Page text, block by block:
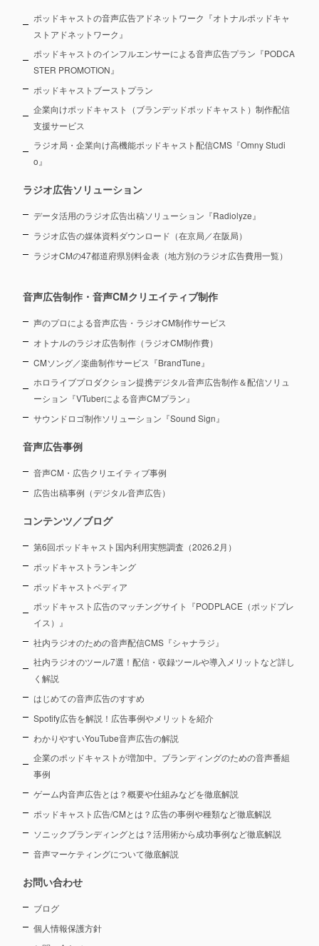
ポッドキャストの音声広告アドネットワーク『オトナルポッドキャ
ストアドネットワーク』
ポッドキャストのインフルエンサーによる音声広告プラン『PODCA
STER PROMOTION』
ポッドキャストブーストプラン
企業向けポッドキャスト（ブランデッドポッドキャスト）制作配信
支援サービス
ラジオ局・企業向け高機能ポッドキャスト配信CMS『Omny Studi
o』
ラジオ広告ソリューション
データ活用のラジオ広告出稿ソリューション『Radiolyze』
ラジオ広告の媒体資料ダウンロード（在京局／在阪局）
ラジオCMの47都道府県別料金表（地方別のラジオ広告費用一覧）
音声広告制作・音声CMクリエイティブ制作
声のプロによる音声広告・ラジオCM制作サービス
オトナルのラジオ広告制作（ラジオCM制作費）
CMソング／楽曲制作サービス『BrandTune』
ホロライブプロダクション提携デジタル音声広告制作＆配信ソリュ
ーション 『VTuberによる音声CMプラン』
サウンドロゴ制作ソリューション『Sound Sign』
音声広告事例
音声CM・広告クリエイティブ事例
広告出稿事例（デジタル音声広告）
コンテンツ／ブログ
第6回ポッドキャスト国内利用実態調査（2026.2月）
ポッドキャストランキング
ポッドキャストペディア
ポッドキャスト広告のマッチングサイト『PODPLACE（ポッドプレ
イス）』
社内ラジオのための音声配信CMS『シャナラジ』
社内ラジオのツール7選！配信・収録ツールや導入メリットなど詳し
く解説
はじめての音声広告のすすめ
Spotify広告を解説！広告事例やメリットを紹介
わかりやすいYouTube音声広告の解説
企業のポッドキャストが増加中。ブランディングのための音声番組
事例
ゲーム内音声広告とは？概要や仕組みなどを徹底解説
ポッドキャスト広告/CMとは？広告の事例や種類など徹底解説
ソニックブランディングとは？活用術から成功事例など徹底解説
音声マーケティングについて徹底解説
お問い合わせ
ブログ
個人情報保護方針